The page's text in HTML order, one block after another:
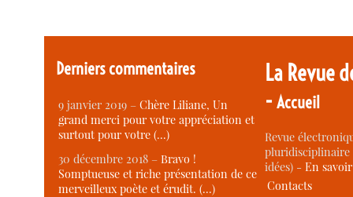
Derniers commentaires
9 janvier 2019 –Chère Liliane, Un
grand merci pour votre appréciation et
surtout pour votre (…)
30 décembre 2018 –Bravo !
Somptueuse et riche présentation de ce
merveilleux poète et érudit. (…)
La Revue
-Accueil
Revue
idées) -En
Contacts